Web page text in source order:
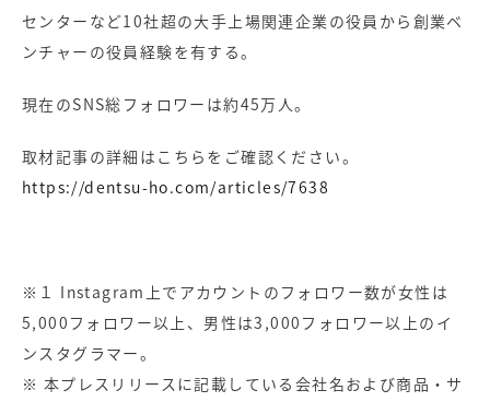
センターなど10社超の大手上場関連企業の役員から創業ベ
ンチャーの役員経験を有する。
現在のSNS総フォロワーは約45万人。
取材記事の詳細はこちらをご確認ください。
https://dentsu-ho.com/articles/7638
※１ Instagram上でアカウントのフォロワー数が女性は
5,000フォロワー以上、男性は3,000フォロワー以上のイ
ンスタグラマー。
※ 本プレスリリースに記載している会社名および商品・サ